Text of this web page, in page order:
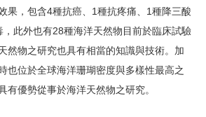
果，包含4種抗癌、1種抗疼痛、1種降三酸
此外也有28種海洋天然物目前於臨床試驗
然物之研究也具有相當的知識與技術。加
也位於全球海洋珊瑚密度與多樣性最高之
有優勢從事於海洋天然物之研究。